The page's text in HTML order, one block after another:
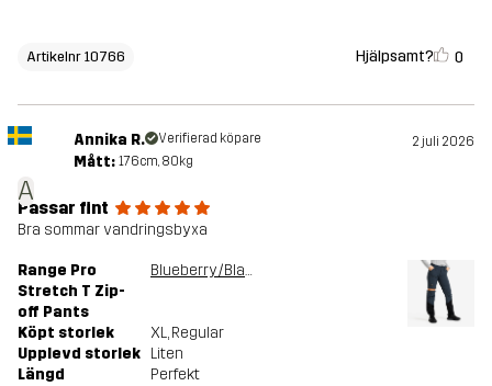
Artikelnr 10766 Hjälpsamt? 0
A
Annika R. Verifierad köpare 2 juli 2026
Mått: 176cm, 80kg
Passar fint
Bra sommar vandringsbyxa
Range Pro
Stretch T Zip-
off Pants
Blueberry/Black
Köpt storlek XL, Regular
Upplevd storlek Liten
Längd
Perfekt